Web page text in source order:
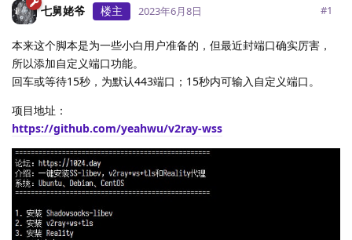
七舅姥爷 楼主 2023年6月8日 #1
本来这个脚本是为一些小白用户准备的，但最近封端口确实厉害，
所以添加自定义端口功能。
回车或等待15秒，为默认443端口；15秒内可输入自定义端口。
项目地址：
https://github.com/yeahwu/v2ray-wss